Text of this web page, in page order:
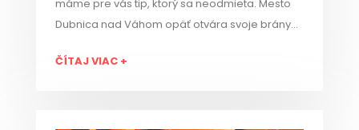
máme pre vás tip, ktorý sa neodmieta. Mesto
Dubnica nad Váhom opäť otvára svoje brány
piva, lahodného jedla a pohodovej atmosféry.
ČÍTAJ VIAC +